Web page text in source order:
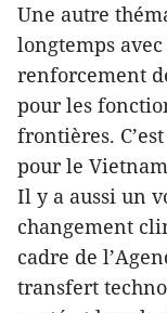
Une autre
longtemps
renforcement
pour les
frontières.
pour le
Il y a aussi un
changement
cadre de
transfert